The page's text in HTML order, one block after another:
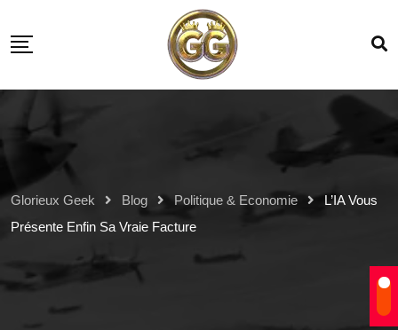
Glorieux Geek Blog Politique & Economie
L’IA Vous
Présente Enfin Sa Vraie Facture